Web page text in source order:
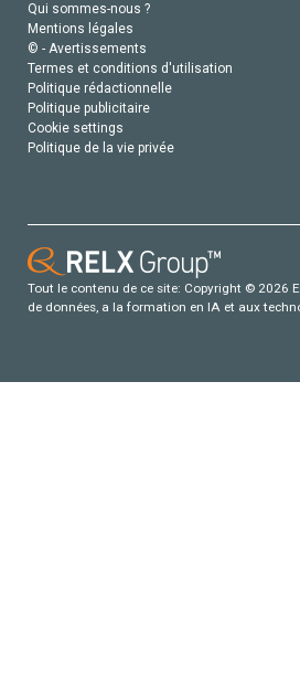
Qui sommes-nous ?
Mentions légales
© - Avertissements
Termes et conditions d'utilisation
Politique rédactionnelle
Politique publicitaire
Cookie settings
Politique de la vie privée
Tout le contenu de ce site: Copyright © 2026
de données, a la formation en IA et aux